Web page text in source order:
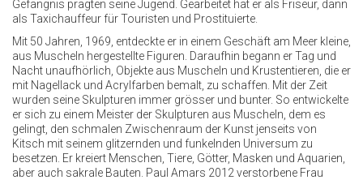
Gefängnis prägten seine Jugend. Gearbeitet hat er als Friseur, dann
als Taxichauffeur für Touristen und Prostituierte.
Mit 50 Jahren, 1969, entdeckte er in einem Geschäft am Meer kleine,
aus Muscheln hergestellte Figuren. Daraufhin begann er Tag und
Nacht unaufhörlich, Objekte aus Muscheln und Krustentieren, die er
mit Nagellack und Acrylfarben bemalt, zu schaffen. Mit der Zeit
wurden seine Skulpturen immer grösser und bunter. So entwickelte
er sich zu einem Meister der Skulpturen aus Muscheln, dem es
gelingt, den schmalen Zwischenraum der Kunst jenseits von
Kitsch mit seinem glitzernden und funkelnden Universum zu
besetzen. Er kreiert Menschen, Tiere, Götter, Masken und Aquarien,
aber auch sakrale Bauten. Paul Amars 2012 verstorbene Frau